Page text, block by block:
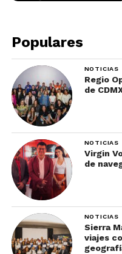
Populares
NOTICIAS
Regio
de
NOTICIAS
Virgin
de
NOTICIAS
Sierra
viajes